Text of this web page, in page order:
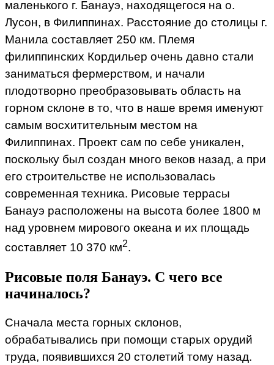
маленького г. Банауэ, находящегося на о.
Лусон, в Филиппинах. Расстояние до столицы г.
Манила составляет 250 км. Племя
филиппинских Кордильер очень давно стали
заниматься фермерством, и начали
плодотворно преобразовывать область на
горном склоне в то, что в наше время именуют
самым восхитительным местом на
Филиппинах. Проект сам по себе уникален,
поскольку был создан много веков назад, а при
его строительстве не использовалась
современная техника. Рисовые террасы
Банауэ расположены на высота более 1800 м
над уровнем мирового океана и их площадь
составляет 10 370 км2.
Рисовые поля Банауэ. С чего все
начиналось?
Сначала места горных склонов,
обрабатывались при помощи старых орудий
труда, появившихся 20 столетий тому назад.